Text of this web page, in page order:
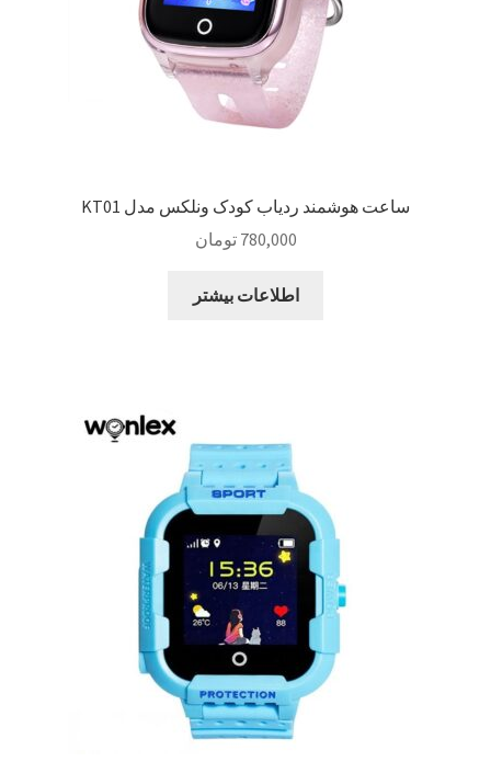
ساعت هوشمند ردیاب کودک ونلکس مدل KT01
780,000 تومان
اطلاعات بیشتر